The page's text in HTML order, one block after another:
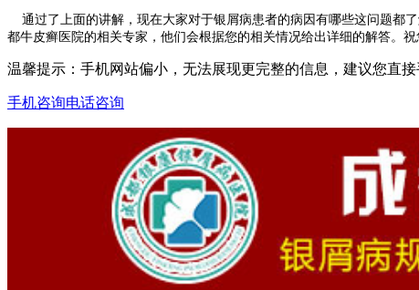
通过了上面的讲解，现在大家对于银屑病患者的病因有哪些这问题都
都牛皮癣医院的相关专家，他们会根据您的相关情况给出详细的解答。祝
温馨提示：手机网站偏小，无法展现更完整的信息，建议您直
手机咨询电话咨询